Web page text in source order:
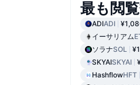
最も閲
ADIADI
イーサリアム
ソラナSOL
SKYAISKYAI
HashflowHFT